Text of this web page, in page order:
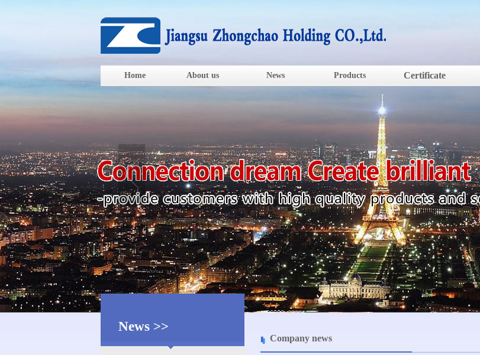
Home About us News Products Certificate
News >>
Company news